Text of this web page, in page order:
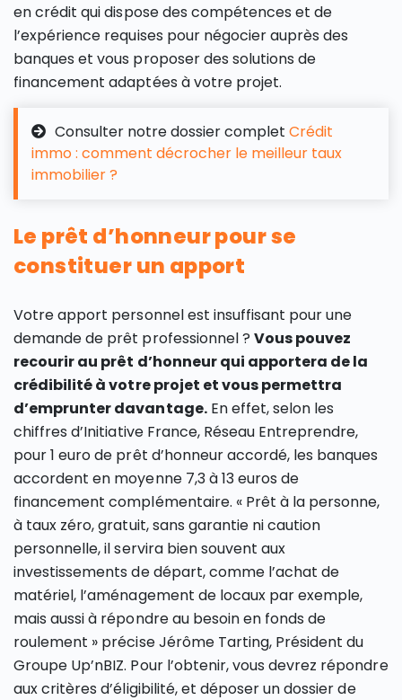
en crédit qui dispose des compétences et de
l’expérience requises pour négocier auprès des
banques et vous proposer des solutions de
financement adaptées à votre projet.
Consulter notre dossier complet Crédit
immo : comment décrocher le meilleur taux
immobilier ?
Le prêt d’honneur pour se
constituer un apport
Votre apport personnel est insuffisant pour une
demande de prêt professionnel ? Vous pouvez
recourir au prêt d’honneur qui apportera de la
crédibilité à votre projet et vous permettra
d’emprunter davantage.En effet, selon les
chiffres d’Initiative France, Réseau Entreprendre,
pour 1 euro de prêt d’honneur accordé, les banques
accordent en moyenne 7,3 à 13 euros de
financement complémentaire. « Prêt à la personne,
à taux zéro, gratuit, sans garantie ni caution
personnelle, il servira bien souvent aux
investissements de départ, comme l’achat de
matériel, l’aménagement de locaux par exemple,
mais aussi à répondre au besoin en fonds de
roulement » précise Jérôme Tarting, Président du
Groupe Up’nBIZ. Pour l’obtenir, vous devrez répondre
aux critères d’éligibilité, et déposer un dossier de